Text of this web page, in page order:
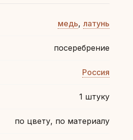
медь, латунь
посеребрение
Россия
1 штуку
по цвету, по материалу